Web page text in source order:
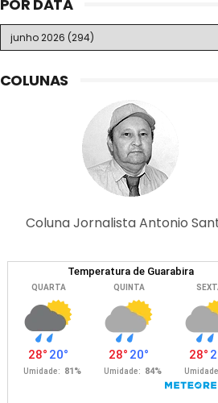
POR DATA
COLUNAS
Coluna Jornalista Antonio